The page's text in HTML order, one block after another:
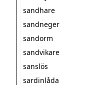
sandhare
sandneger
sandorm
sandvikare
sanslös
sardinlåda